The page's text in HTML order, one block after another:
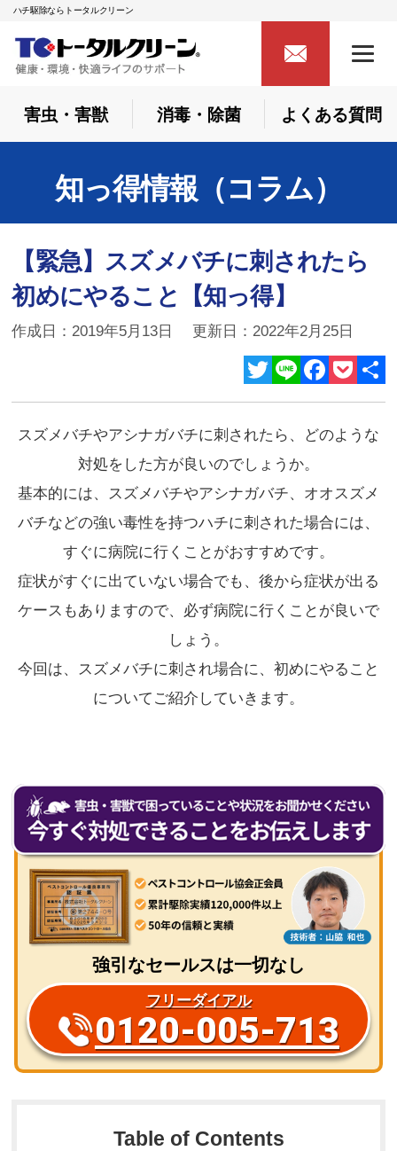
ハチ駆除ならトータルクリーン
害虫・害獣 消毒・除菌 よくある質問
知っ得情報（コラム）
【緊急】スズメバチに刺されたら
初めにやること【知っ得】
作成日：2019年5月13日 更新日：2022年2月25日
有
スズメバチやアシナガバチに刺されたら、どのような
対処をした方が良いのでしょうか。
基本的には、スズメバチやアシナガバチ、オオスズメ
バチなどの強い毒性を持つハチに刺された場合には、
すぐに病院に行くことがおすすめです。
症状がすぐに出ていない場合でも、後から症状が出る
ケースもありますので、必ず病院に行くことが良いで
しょう。
今回は、スズメバチに刺され場合に、初めにやること
についてご紹介していきます。
強引なセールスは一切なし
フリーダイアル
0120-005-713
Table of Contents